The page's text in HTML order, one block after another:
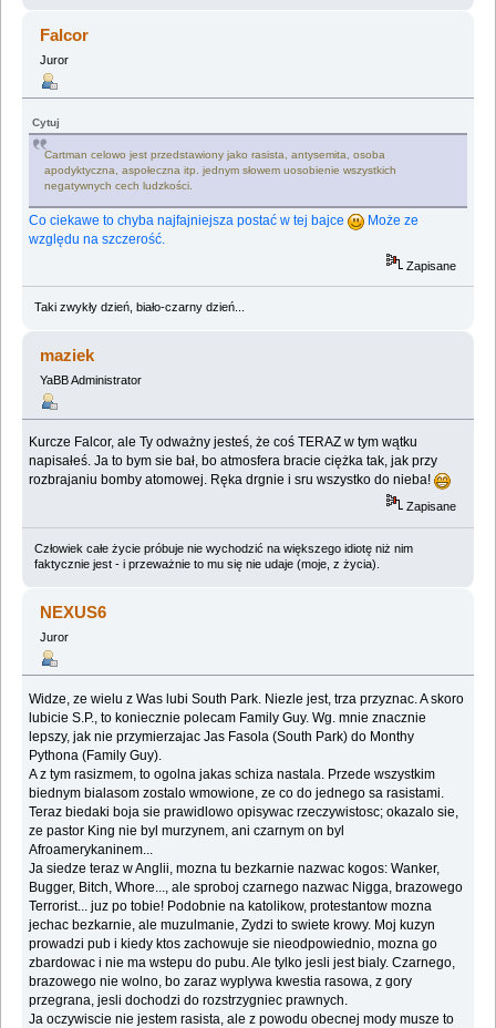
Falcor
Juror
Cytuj
Cartman celowo jest przedstawiony jako rasista, antysemita, osoba
apodyktyczna, aspołeczna itp. jednym słowem uosobienie wszystkich
negatywnych cech ludzkości.
Co ciekawe to chyba najfajniejsza postać w tej bajce
Może ze
względu na szczerość.
Zapisane
Taki zwykły dzień, biało-czarny dzień...
maziek
YaBB Administrator
Kurcze Falcor, ale Ty odważny jesteś, że coś TERAZ w tym wątku
napisałeś. Ja to bym sie bał, bo atmosfera bracie ciężka tak, jak przy
rozbrajaniu bomby atomowej. Ręka drgnie i sru wszystko do nieba!
Zapisane
Człowiek całe życie próbuje nie wychodzić na większego idiotę niż nim
faktycznie jest - i przeważnie to mu się nie udaje (moje, z życia).
NEXUS6
Juror
Widze, ze wielu z Was lubi South Park. Niezle jest, trza przyznac. A skoro
lubicie S.P., to koniecznie polecam Family Guy. Wg. mnie znacznie
lepszy, jak nie przymierzajac Jas Fasola (South Park) do Monthy
Pythona (Family Guy).
A z tym rasizmem, to ogolna jakas schiza nastala. Przede wszystkim
biednym bialasom zostalo wmowione, ze co do jednego sa rasistami.
Teraz biedaki boja sie prawidlowo opisywac rzeczywistosc; okazalo sie,
ze pastor King nie byl murzynem, ani czarnym on byl
Afroamerykaninem...
Ja siedze teraz w Anglii, mozna tu bezkarnie nazwac kogos: Wanker,
Bugger, Bitch, Whore..., ale sproboj czarnego nazwac Nigga, brazowego
Terrorist... juz po tobie! Podobnie na katolikow, protestantow mozna
jechac bezkarnie, ale muzulmanie, Zydzi to swiete krowy. Moj kuzyn
prowadzi pub i kiedy ktos zachowuje sie nieodpowiednio, mozna go
zbardowac i nie ma wstepu do pubu. Ale tylko jesli jest bialy. Czarnego,
brazowego nie wolno, bo zaraz wyplywa kwestia rasowa, z gory
przegrana, jesli dochodzi do rozstrzygniec prawnych.
Ja oczywiscie nie jestem rasista, ale z powodu obecnej mody musze to